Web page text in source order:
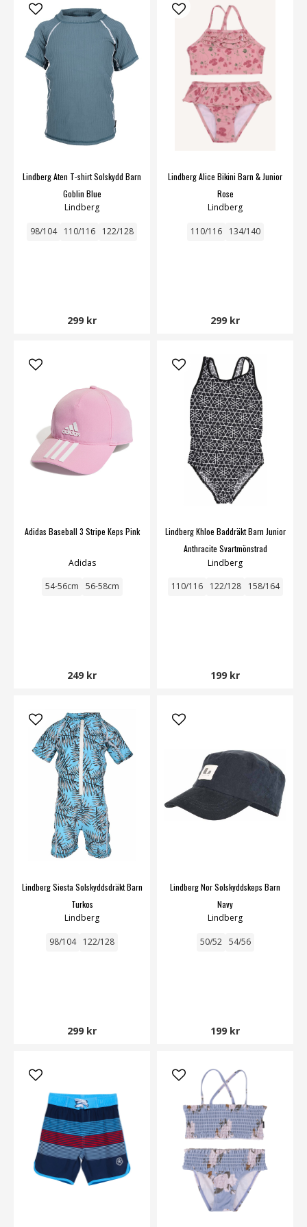
Lindberg Aten T-shirt Solskydd Barn
Goblin Blue
Lindberg
98/104 110/116 122/128
299 kr
Lindberg Alice Bikini Barn & Junior
Rose
Lindberg
110/116 134/140
299 kr
Adidas Baseball 3 Stripe Keps Pink
Adidas
54-56cm 56-58cm
249 kr
Lindberg Khloe Baddräkt Barn Junior
Anthracite Svartmönstrad
Lindberg
110/116 122/128 158/164
199 kr
Lindberg Siesta Solskyddsdräkt Barn
Turkos
Lindberg
98/104 122/128
299 kr
Lindberg Nor Solskyddskeps Barn
Navy
Lindberg
50/52 54/56
199 kr